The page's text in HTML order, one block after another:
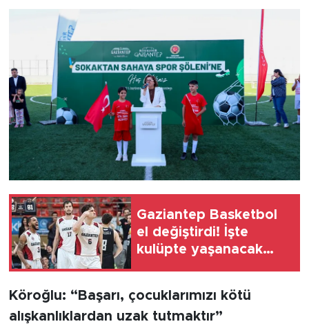
Gaziantep Basketbol
el değiştirdi! İşte
kulüpte yaşanacak
Köroğlu: “Başarı, çocuklarımızı kötü
alışkanlıklardan uzak tutmaktır”